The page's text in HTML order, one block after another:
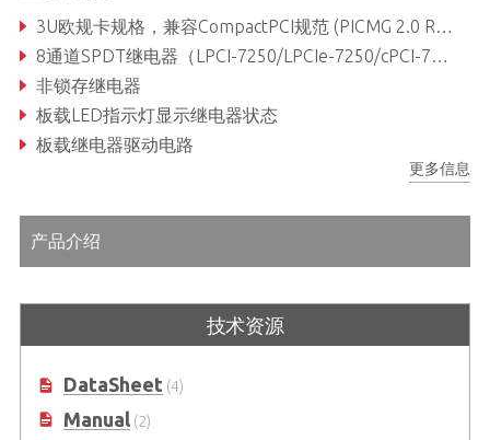
3U欧规卡规格，兼容CompactPCI规范 (PICMG 2.0 R2.1) （cPCI-7252）
8通道SPDT继电器（LPCI-7250/LPCIe-7250/cPCI-7252）
非锁存继电器
板载LED指示灯显示继电器状态
板载继电器驱动电路
更多信息
产品介绍
技术资源
DataSheet(4)
Manual(2)